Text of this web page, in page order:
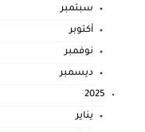
سبتمبر
أكتوبر
نوفمبر
ديسمبر
2025
يناير